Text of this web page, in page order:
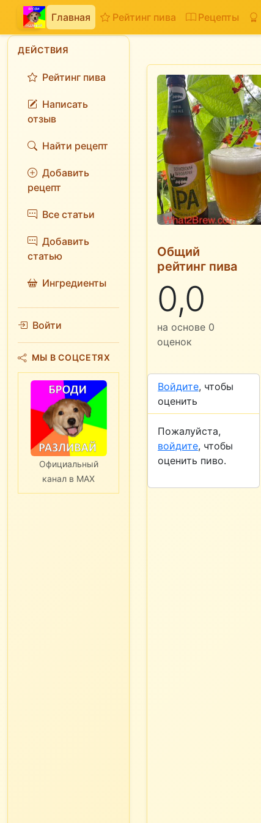
Главная Рейтинг пива Рецепты
ДЕЙСТВИЯ
Рейтинг пива
Написать
отзыв
Найти рецепт
Добавить
рецепт
Все статьи
Добавить
статью
Ингредиенты
Войти
МЫ В СОЦСЕТЯХ
Официальный
канал в MAX
Общий
рейтинг пива
0,0
на основе 0
оценок
Войдите, чтобы
оценить
Пожалуйста,
войдите, чтобы
оценить пиво.